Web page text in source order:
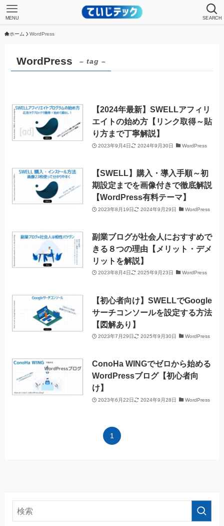
SEARCH
MENU
ホーム WordPress
WordPress – tag –
【2024年最新】SWELLアフィリ
エイトの始め方【リンク取得～貼
り方まで丁寧解説】
2023年9月4日 2024年9月30日 WordPress
【SWELL】購入・導入手順～初
期設定までを画像付きで徹底解説
【WordPress有料テーマ】
2023年8月19日 2024年9月29日 WordPress
副業ブログが社会人におすすめで
きる８つの理由【メリット・デメ
リットを解説】
2023年8月4日 2025年9月23日 WordPress
【初心者向け】SWELLでGoogle
サーチコンソールを設定する方法
【図解あり】
2023年7月29日 2025年9月30日 WordPress
ConoHa WINGでゼロから始める
WordPressブログ【初心者向
け】
2023年6月22日 2024年9月28日 WordPress
1